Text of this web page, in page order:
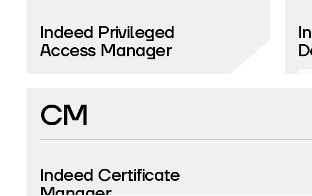
Indeed Privileged
Access Manager
CM
Indeed Certificate